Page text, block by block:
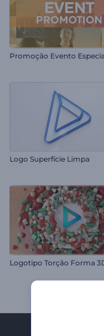
Promoção Evento
Logo Superfície Limpa
Logotipo Torção Forma